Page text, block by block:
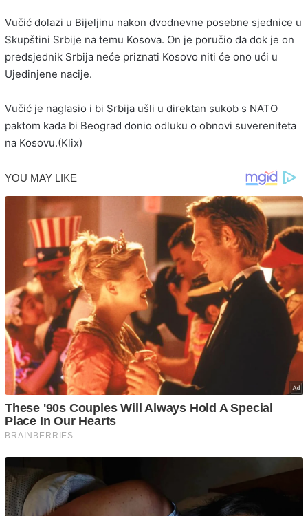
Vučić dolazi u Bijeljinu nakon dvodnevne posebne sjednice u
Skupštini Srbije na temu Kosova. On je poručio da dok je on
predsjednik Srbija neće priznati Kosovo niti će ono ući u
Ujedinjene nacije.
Vučić je naglasio i bi Srbija ušli u direktan sukob s NATO
paktom kada bi Beograd donio odluku o obnovi suvereniteta
na Kosovu.(Klix)